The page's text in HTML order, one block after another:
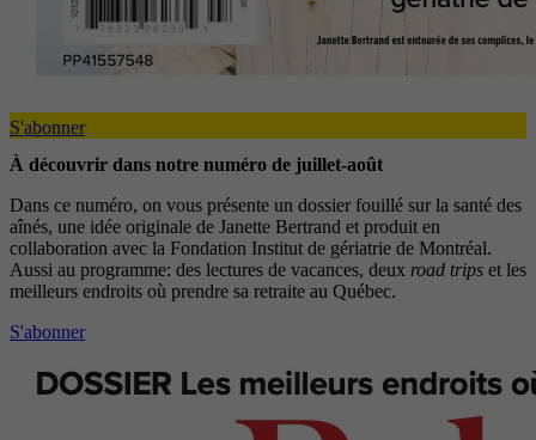
S'abonner
À découvrir dans notre numéro de juillet-août
Dans ce numéro, on vous présente un dossier fouillé sur la santé des
aînés, une idée originale de Janette Bertrand et produit en
collaboration avec la Fondation Institut de gériatrie de Montréal.
Aussi au programme: des lectures de vacances, deux road trips et les
meilleurs endroits où prendre sa retraite au Québec.
S'abonner